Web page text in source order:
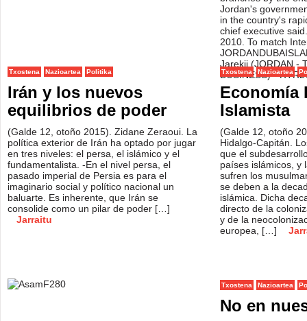
Txostena Nazioartea Politika
Irán y los nuevos
equilibrios de poder
(Galde 12, otoño 2015). Zidane Zeraoui. La
política exterior de Irán ha optado por jugar
en tres niveles: el persa, el islámico y el
fundamentalista. -En el nivel persa, el
pasado imperial de Persia es para el
imaginario social y político nacional un
baluarte. Es inherente, que Irán se
consolide como un pilar de poder […]
Jarraitu
Txostena Nazioartea
Economía
Islamista
(Galde 12, otoño
Hidalgo-Capitán.
que el
países islámicos, y
sufren los
se deben a la
islámica. Dicha
directo de la
y de la
europea, […]
Txostena Nazioartea
No en